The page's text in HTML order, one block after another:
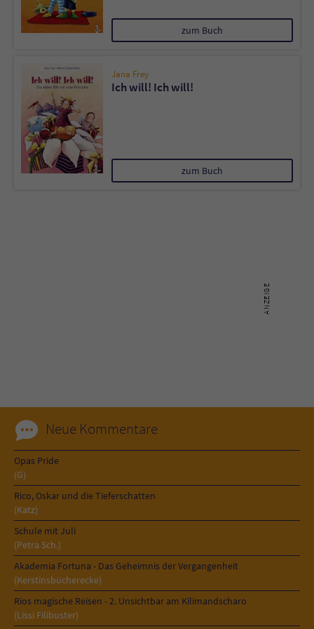
zum Buch
Jana Frey
Ich will! Ich will!
zum Buch
Neue Kommentare
Opas Pride
(G)
Rico, Oskar und die Tieferschatten
(Katz)
Schule mit Juli
(Petra Sch.)
Akademia Fortuna - Das Geheimnis der Vergangenheit
(Kerstinsbücherecke)
Rios magische Reisen - 2. Unsichtbar am Kilimandscharo
(Lissi Filibuster)
Name tx_pwcomments_ahash
Anbieter
Laufzeit
Zweck Cookie für Kommentare einzelner Buchtitel
Name fe_typo_user